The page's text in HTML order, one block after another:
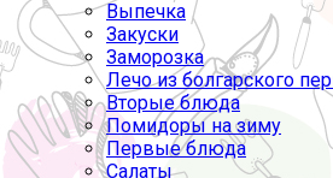
Выпечка
Закуски
Заморозка
Лечо из болгарского
Вторые блюда
Помидоры на зиму
Первые блюда
Салаты